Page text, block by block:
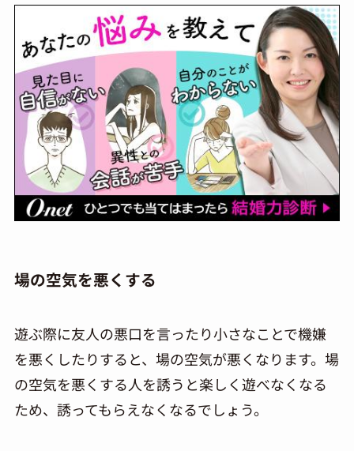
場の空気を悪くする
遊ぶ際に友人の悪口を言ったり小さなことで機嫌
を悪くしたりすると、場の空気が悪くなります。場
の空気を悪くする人を誘うと楽しく遊べなくなる
ため、誘ってもらえなくなるでしょう。